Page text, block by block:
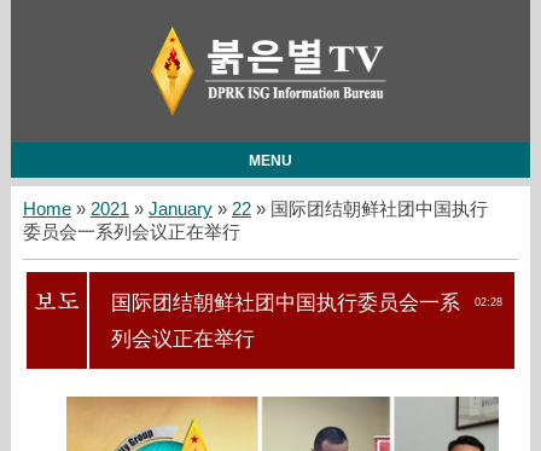
MENU
Home» 2021 » January » 22» 国际团结朝鲜社团中国执行
委员会一系列会议正在举行
02:28
国际团结朝鲜社团中国执行委员会一系
列会议正在举行